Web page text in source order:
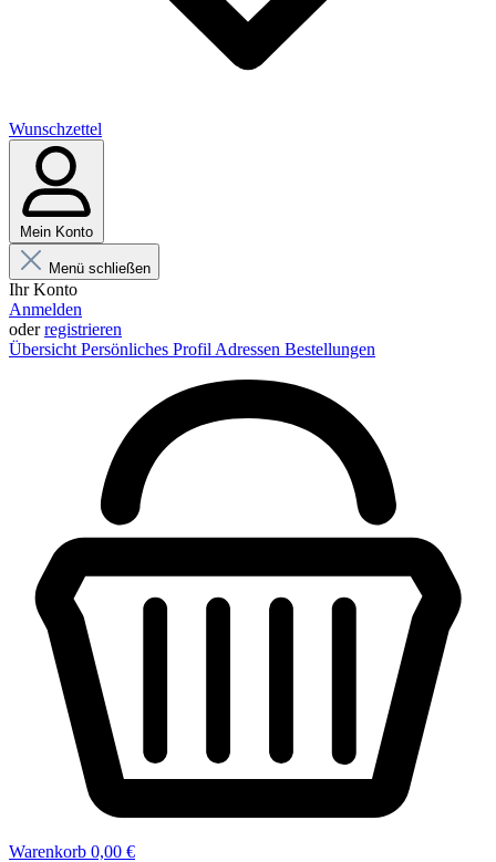
Wunschzettel
Mein Konto
Menü schließen
Ihr Konto
Anmelden
oderregistrieren
Übersicht Persönliches Profil Adressen Bestellungen
Warenkorb 0,00 €